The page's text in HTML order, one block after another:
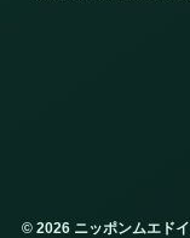
© 2026 ニッポンムエド